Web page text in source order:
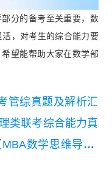
分的备考至关重要，数
，对考生的综合能力要
望能帮助大家在数学部
管综真题及解析汇
类联考综合能力真
MBA数学思维导图-